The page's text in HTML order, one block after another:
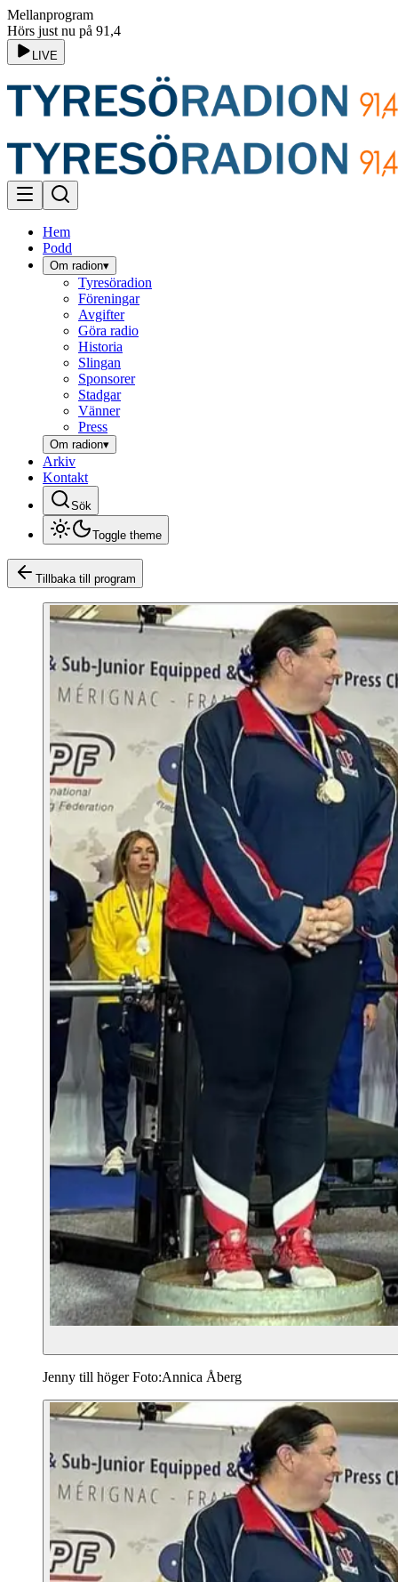
Mellanprogram
Hörs just nu på 91,4
LIVE
Hem
Podd
Om radion▾
Tyresöradion
Föreningar
Avgifter
Göra radio
Historia
Slingan
Sponsorer
Stadgar
Vänner
Press
Om radion▾
Arkiv
Kontakt
Sök
Toggle theme
Tillbaka till program
Jenny till höger Foto:Annica Åberg